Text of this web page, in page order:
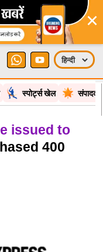
×
स्पोर्ट्स खेल
issued to
400